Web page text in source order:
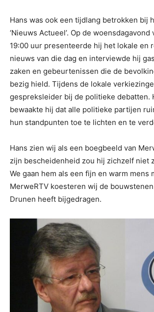
Hans was ook een tijdlang betrokken bij
‘Nieuws Actueel’. Op de woensdagavond
19:00 uur presenteerde hij het lokale en
nieuws van die dag en interviewde hij
zaken en gebeurtenissen die de
bezig hield. Tijdens de lokale
gespreksleider bij de politieke debatten.
bewaakte hij dat alle politieke partijen
hun standpunten toe te lichten en te
Hans zien wij als een boegbeeld van
zijn bescheidenheid zou hij zichzelf niet
We gaan hem als een fijn en warm mens
MerweRTV koesteren wij de
Drunen heeft bijgedragen.